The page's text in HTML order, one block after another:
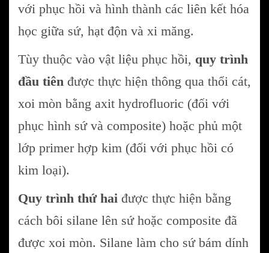
với phục hồi và hình thành các liên kết hóa
học giữa sứ, hạt độn và xi măng.
Tùy thuộc vào vật liệu phục hồi, quy trình
đầu tiên được thực hiện thông qua thổi cát,
xoi mòn bằng axit hydrofluoric (đối với
phục hình sứ và composite) hoặc phủ một
lớp primer hợp kim (đối với phục hồi có
kim loại).
Quy trình thứ hai được thực hiện bằng
cách bôi silane lên sứ hoặc composite đã
được xoi mòn. Silane làm cho sứ bám dính